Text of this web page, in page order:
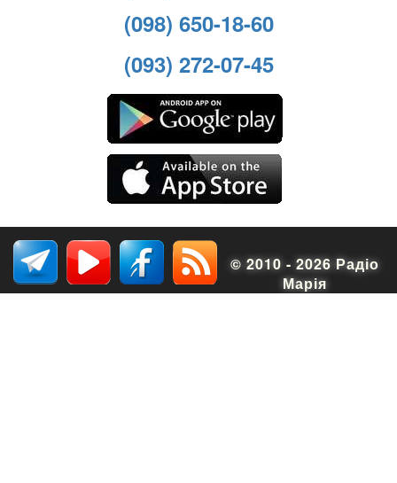
(098) 650-18-60
(093) 272-07-45
© 2010 - 2026 Радіо
Марія